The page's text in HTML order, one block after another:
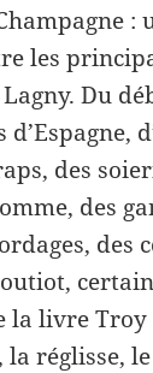
:
les
Du
des
des
des
livre Troy
réglisse,